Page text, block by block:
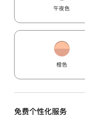
午夜色
橙色
免费个性化服务